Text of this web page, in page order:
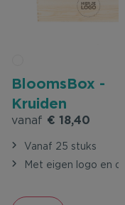
BloomsBox -
Kruiden
vanaf € 18,40
Vanaf 25 stuks
Met eigen logo en